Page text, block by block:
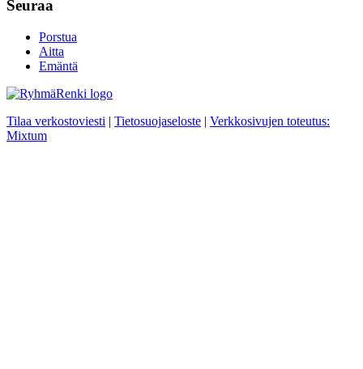
Seuraa
Porstua
Aitta
Emäntä
Tilaa verkostoviesti | Tietosuojaseloste | Verkkosivujen toteutus:
Mixtum